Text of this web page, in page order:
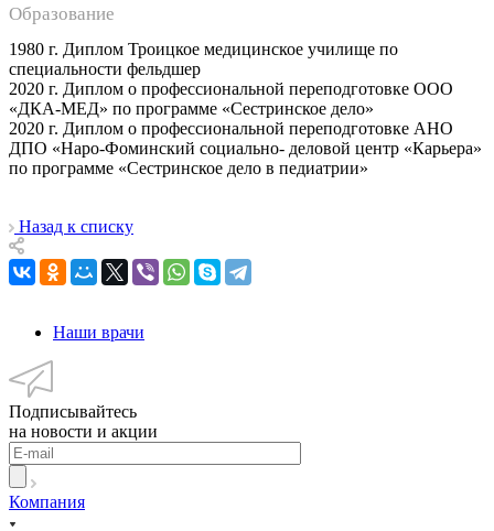
Образование
1980 г. Диплом Троицкое медицинское училище по
специальности фельдшер
2020 г. Диплом о профессиональной переподготовке ООО
«ДКА-МЕД» по программе «Сестринское дело»
2020 г. Диплом о профессиональной переподготовке АНО
ДПО «Наро-Фоминский социально- деловой центр «Карьера»
по программе «Сестринское дело в педиатрии»
Назад к списку
Наши врачи
Подписывайтесь
на новости и акции
Компания